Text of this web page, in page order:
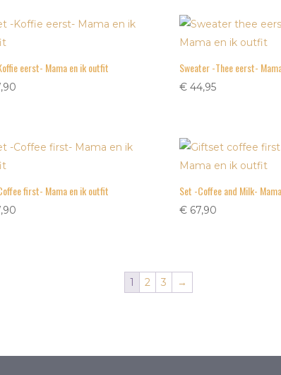
eerst- Mama en ik outfit Sweater -Thee eerst-
€44,95
first- Mama en ik outfit Set -Coffee and Milk-
€67,90
1 2 3 →